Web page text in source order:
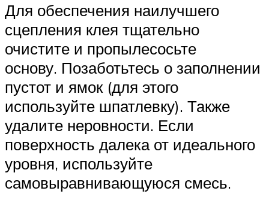
Для обеспечения наилучшего
сцепления клея тщательно
очистите и пропылесосьте
основу. Позаботьтесь о заполнении
пустот и ямок (для этого
используйте шпатлевку). Также
удалите неровности. Если
поверхность далека от идеального
уровня, используйте
самовыравнивающуюся смесь.